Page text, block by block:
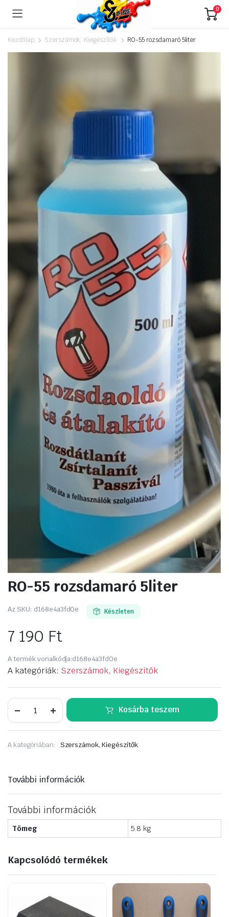
0
Kezdőlap Szerszámok, Kiegészítők RO-55 rozsdamaró 5liter
RO-55 rozsdamaró 5liter
Az SKU: d168e4a3fd0e Készleten
7 190 Ft
A termék vonalkódja:d168e4a3fd0e
A kategóriák: Szerszámok, Kiegészítők
rozsdamaró
5liter
Kosárba teszem
A kategóriában: Szerszámok, Kiegészítők
További információk
További információk
Tömeg 5.8 kg
Kapcsolódó termékek